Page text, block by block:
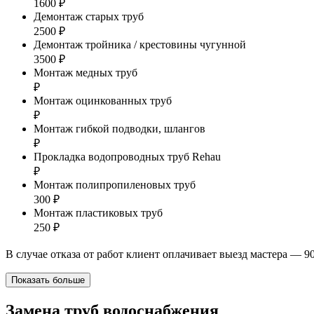
1600 ₽
Демонтаж старых труб
2500 ₽
Демонтаж тройника / крестовины чугунной
3500 ₽
Монтаж медных труб
₽
Монтаж оцинкованных труб
₽
Монтаж гибкой подводки, шлангов
₽
Прокладка водопроводных труб Rehau
₽
Монтаж полипропиленовых труб
300 ₽
Монтаж пластиковых труб
250 ₽
В случае отказа от работ клиент оплачивает выезд мастера —
Показать больше
Замена труб водоснабжения